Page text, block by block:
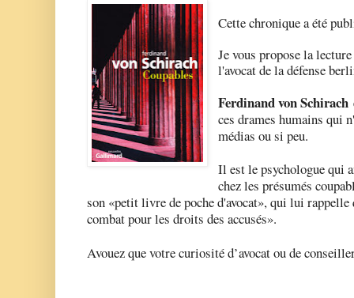
Cette chronique a été
Je vous propose la
l'avocat de la défense
Ferdinand von Schirach
ces drames humains qui
médias ou si peu.
Il est le psychologue qui
chez les présumés
son «petit livre de poche d'avocat», qui lui rappelle
combat pour les droits des accusés».
Avouez que votre curiosité d’avocat ou de